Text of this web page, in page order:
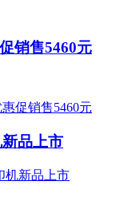
销售5460元
品上市